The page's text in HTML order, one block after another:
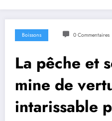
Boissons 0 Commentaires
La pêche et
mine de
intarissable